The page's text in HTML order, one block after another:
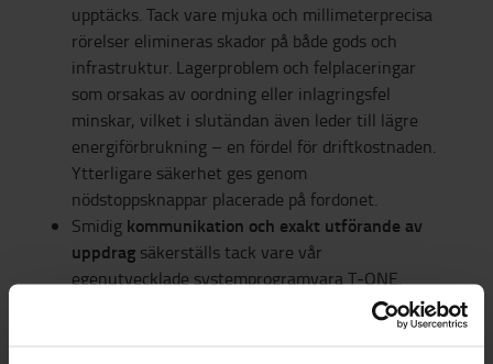
upptäcks. Tack vare mjuka och millimeterprecisa
rörelser elimineras skador på både gods och
infrastruktur. Lagerproblem och felplaceringar
som orsakas av oordning eller inlagringsfel
minskar, vilket i slutändan även leder till lägre
energiförbrukning – en fördel för driftkostnaden.
Ytterligare säkerhet ges genom
nödstoppsknappar placerade på fordonet.
Smidig kommunikation och exakt utförande av
uppdrag säkerställs tack vare vår
egenutvecklade systemprogramvara T‑ONE.